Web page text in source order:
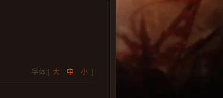
字体:[ 大 中 小 ]